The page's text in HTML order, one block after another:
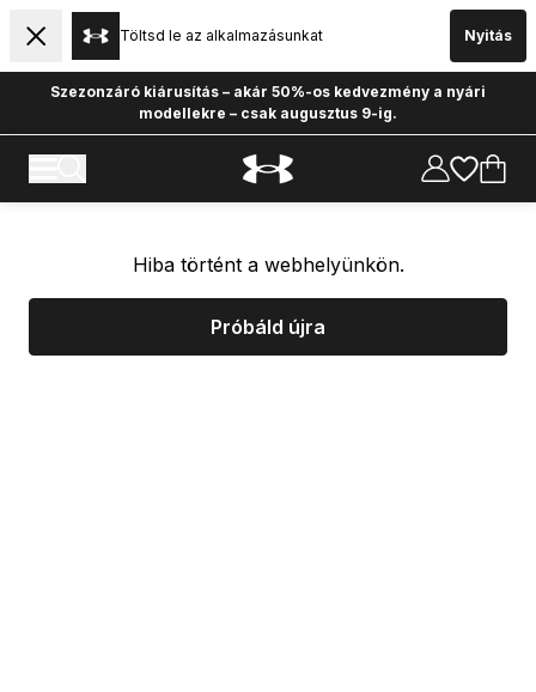
Töltsd le az alkalmazásunkat Nyitás
Szezonzáró kiárusítás – akár 50%-os kedvezmény a nyári
modellekre – csak augusztus 9-ig.
Hiba történt a webhelyünkön.
Próbáld újra